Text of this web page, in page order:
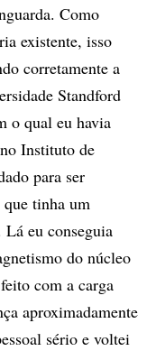
Como
existente, isso
corretamente a
Standford
o qual eu havia
Instituto de
para ser
que tinha um
eu conseguia
do núcleo
com a carga
aproximadamente
sério e voltei